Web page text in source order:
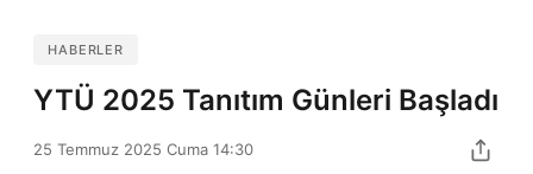
HABERLER
YTÜ 2025 Tanıtım Günleri Başladı
25 Temmuz 2025 Cuma 14:30